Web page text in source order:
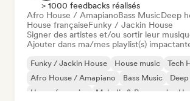
> 1000 feedbacks réalisés
Afro House / AmapianoBass MusicDeep
House françaiseFunky / Jackin House
Signer des artistes et/ou sortir leur
Ajouter dans ma/mes playlist(s)
Funky / Jackin House House music
Tech
Afro House / Amapiano
Bass Music
House française
Melodic & Progressive